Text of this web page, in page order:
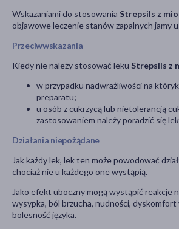
Wskazaniami do stosowania Strepsils z
objawowe leczenie stanów zapalnych jamy
Przeciwwskazania
Kiedy nie należy stosować leku Strepsils z
w przypadku nadwrażliwości na
preparatu;
u osób z cukrzycą lub nietolerancją
zastosowaniem należy poradzić się
Działania niepożądane
Jak każdy lek, lek ten może powodować
chociaż nie u każdego one wystąpią.
Jako efekt uboczny mogą wystąpić reakcje
wysypka, ból brzucha, nudności, dyskomfort
bolesność języka.